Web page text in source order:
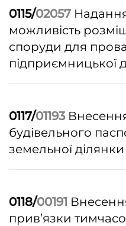
0115/02057
можливість
споруди для
підприємницької
0117/01193
будівельного
земельної ділянки
0118/00191
прив’язки